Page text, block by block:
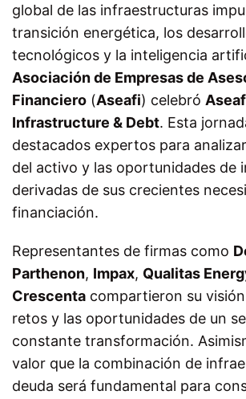
global de las infraestructuras
transición energética, los
tecnológicos y la inteligencia
Asociación de Empresas de
Financiero (Aseafi) celebró
Infrastructure & Debt. Esta
destacados expertos para
del activo y las oportunidades de
derivadas de sus crecientes
financiación.
Representantes de firmas como
Parthenon, Impax, Qualitas
Crescenta compartieron su
retos y las oportunidades de un
constante transformación.
valor que la combinación de
deuda será fundamental para